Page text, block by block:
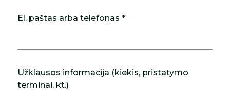
El. paštas arba telefonas *
Užklausos informacija (kiekis, pristatymo
terminai, kt.)